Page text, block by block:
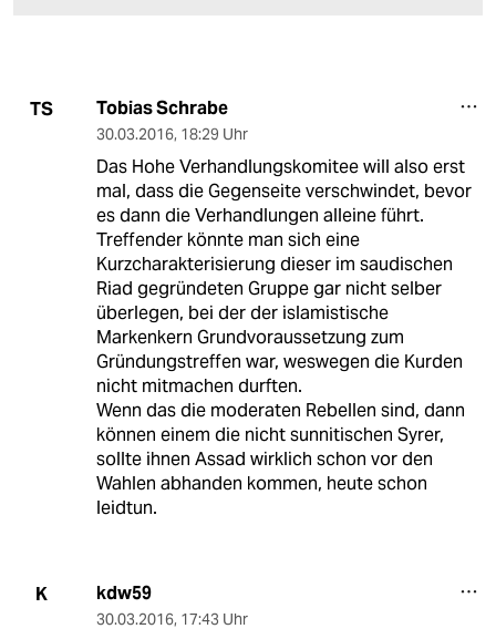
TS Tobias Schrabe
30.03.2016, 18:29 Uhr
Das Hohe Verhandlungskomitee will also erst
mal, dass die Gegenseite verschwindet, bevor
es dann die Verhandlungen alleine führt.
Treffender könnte man sich eine
Kurzcharakterisierung dieser im saudischen
Riad gegründeten Gruppe gar nicht selber
überlegen, bei der der islamistische
Markenkern Grundvoraussetzung zum
Gründungstreffen war, weswegen die Kurden
nicht mitmachen durften.
Wenn das die moderaten Rebellen sind, dann
können einem die nicht sunnitischen Syrer,
sollte ihnen Assad wirklich schon vor den
Wahlen abhanden kommen, heute schon
leidtun.
K kdw59
30.03.2016, 17:43 Uhr